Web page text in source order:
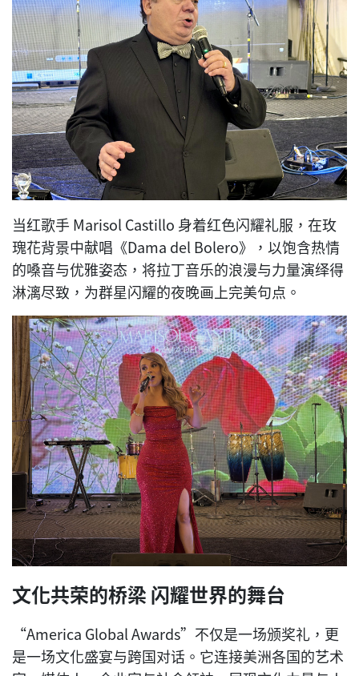
当红歌手 Marisol Castillo 身着红色闪耀礼服，在玫
瑰花背景中献唱《Dama del Bolero》，以饱含热情
的嗓音与优雅姿态，将拉丁音乐的浪漫与力量演绎得
淋漓尽致，为群星闪耀的夜晚画上完美句点。
文化共荣的桥梁 闪耀世界的舞台
“America Global Awards”不仅是一场颁奖礼，更
是一场文化盛宴与跨国对话。它连接美洲各国的艺术